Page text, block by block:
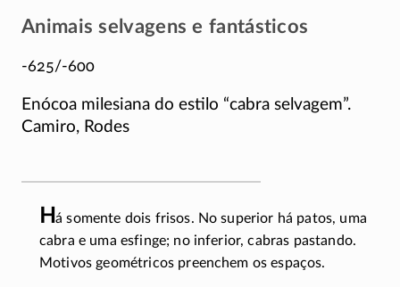
Animais selvagens e fantásticos
-625/-600
Enócoa milesiana do estilo “cabra selvagem”.
Camiro, Rodes
Há somente dois frisos. No superior há patos, uma
cabra e uma esfinge; no inferior, cabras pastando.
Motivos geométricos preenchem os espaços.